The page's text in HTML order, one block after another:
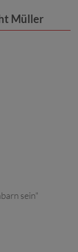
Müller
sein"